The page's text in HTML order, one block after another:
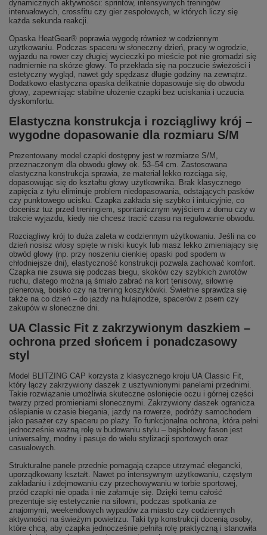
dynamicznych aktywności: sprintów, intensywnych treningów
interwałowych, crossfitu czy gier zespołowych, w których liczy się
każda sekunda reakcji.
Opaska HeatGear® poprawia wygodę również w codziennym
użytkowaniu. Podczas spaceru w słoneczny dzień, pracy w ogrodzie,
wyjazdu na rower czy długiej wycieczki po mieście pot nie gromadzi się
nadmiernie na skórze głowy. To przekłada się na poczucie świeżości i
estetyczny wygląd, nawet gdy spędzasz długie godziny na zewnątrz.
Dodatkowo elastyczna opaska delikatnie dopasowuje się do obwodu
głowy, zapewniając stabilne ułożenie czapki bez uciskania i uczucia
dyskomfortu.
Elastyczna konstrukcja i rozciągliwy krój –
wygodne dopasowanie dla rozmiaru S/M
Prezentowany model czapki dostępny jest w rozmiarze S/M,
przeznaczonym dla obwodu głowy ok. 53–54 cm. Zastosowana
elastyczna konstrukcja sprawia, że materiał lekko rozciąga się,
dopasowując się do kształtu głowy użytkownika. Brak klasycznego
zapięcia z tyłu eliminuje problem niedopasowania, odstających pasków
czy punktowego ucisku. Czapka zakłada się szybko i intuicyjnie, co
docenisz tuż przed treningiem, spontanicznym wyjściem z domu czy w
trakcie wyjazdu, kiedy nie chcesz tracić czasu na regulowanie obwodu.
Rozciągliwy krój to duża zaleta w codziennym użytkowaniu. Jeśli na co
dzień nosisz włosy spięte w niski kucyk lub masz lekko zmieniający się
obwód głowy (np. przy noszeniu cienkiej opaski pod spodem w
chłodniejsze dni), elastyczność konstrukcji pozwala zachować komfort.
Czapka nie zsuwa się podczas biegu, skoków czy szybkich zwrotów
ruchu, dlatego można ją śmiało zabrać na kort tenisowy, siłownię
plenerową, boisko czy na trening koszykówki. Świetnie sprawdza się
także na co dzień – do jazdy na hulajnodze, spacerów z psem czy
zakupów w słoneczne dni.
UA Classic Fit z zakrzywionym daszkiem –
ochrona przed słońcem i ponadczasowy
styl
Model BLITZING CAP korzysta z klasycznego kroju UA Classic Fit,
który łączy zakrzywiony daszek z usztywnionymi panelami przednimi.
Takie rozwiązanie umożliwia skuteczne osłonięcie oczu i górnej części
twarzy przed promieniami słonecznymi. Zakrzywiony daszek ogranicza
oślepianie w czasie biegania, jazdy na rowerze, podróży samochodem
jako pasażer czy spaceru po plaży. To funkcjonalna ochrona, która pełni
jednocześnie ważną rolę w budowaniu stylu – bejsbolowy fason jest
uniwersalny, modny i pasuje do wielu stylizacji sportowych oraz
casualowych.
Strukturalne panele przednie pomagają czapce utrzymać elegancki,
uporządkowany kształt. Nawet po intensywnym użytkowaniu, częstym
zakładaniu i zdejmowaniu czy przechowywaniu w torbie sportowej,
przód czapki nie opada i nie załamuje się. Dzięki temu całość
prezentuje się estetycznie na siłowni, podczas spotkania ze
znajomymi, weekendowych wypadów za miasto czy codziennych
aktywności na świeżym powietrzu. Taki typ konstrukcji docenią osoby,
które chcą, aby czapka jednocześnie pełniła rolę praktyczną i stanowiła